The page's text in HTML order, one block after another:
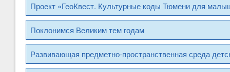
Проект «ГеоКвест. Культурные коды Тюмени для
Поклонимся Великим тем годам
Развивающая предметно-пространственная среда